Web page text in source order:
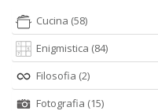
Cucina (58)
Enigmistica (84)
Filosofia (2)
Fotografia (15)